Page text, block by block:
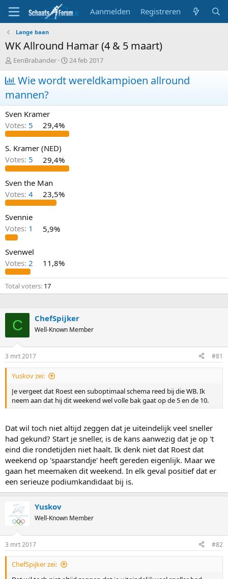
Aanmelden Registreren
Lange baan
WK Allround Hamar (4 & 5 maart)
T
o
p
i
c
s
t
a
r
e
r
EenBrabander
S
t
a
r
d
u
24 feb 2017
Wie wordt wereldkampioen allround
mannen?
Sven Kramer
Votes: 5 29,4%
S. Kramer (NED)
Votes: 5 29,4%
Sven the Man
Votes: 4 23,5%
Svennie
Votes: 1 5,9%
Svenwel
Votes: 2 11,8%
Total voters 17
C ChefSpijker
Well-Known Member
3 mrt 2017 #81
Yuskov zei:
Je vergeet dat Roest een suboptimaal schema reed bij die WB. Ik
neem aan dat hij dit weekend wel volle bak gaat op de 5 en de 10.
Dat wil toch niet altijd zeggen dat je uiteindelijk veel sneller
had gekund? Start je sneller, is de kans aanwezig dat je op 't
eind die rondetijden niet haalt. Ik denk niet dat Roest dat
weekend op 'spaarstandje' heeft gereden eigenlijk. Maar we
gaan het meemaken dit weekend. In elk geval positief dat er
een serieuze podiumkandidaat bij is.
Yuskov
Well-Known Member
3 mrt 2017 #82
ChefSpijker zei: